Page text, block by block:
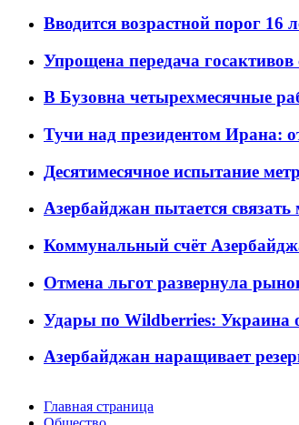
Вводится возрастной порог 16
Упрощена передача
В Бузовна четырехмесячные
Тучи над президентом Ирана:
Десятимесячное испытание
Азербайджан пытается
Коммунальный счёт
Отмена льгот развернула
Удары по Wildberries: Украина
Азербайджан наращивает
Главная страница